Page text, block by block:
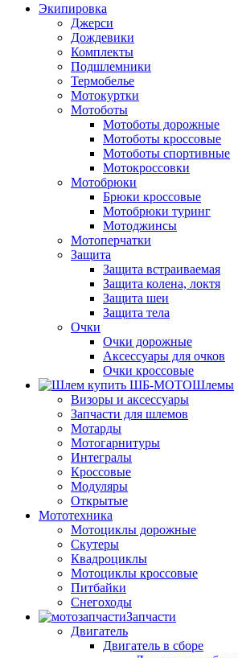
Экипировка
Джерси
Дождевики
Комплекты
Подшлемники
Термобелье
Мотокуртки
Мотоботы
Мотоботы дорожные
Мотоботы кроссовые
Мотоботы спортивные
Мотокроссовки
Мотобрюки
Брюки кроссовые
Мотобрюки туринг
Мотоджинсы
Мотоперчатки
Защита
Защита встраиваемая
Защита колена, локтя
Защита шеи
Защита тела
Очки
Очки дорожные
Аксессуары для очков
Очки кроссовые
Шлемы
Визоры и аксессуары
Запчасти для шлемов
Мотарды
Мотогарнитуры
Интегралы
Кроссовые
Модуляры
Открытые
Мототехника
Мотоциклы дорожные
Скутеры
Квадроциклы
Мотоциклы кроссовые
Питбайки
Снегоходы
Запчасти
Двигатель
Двигатель в сборе